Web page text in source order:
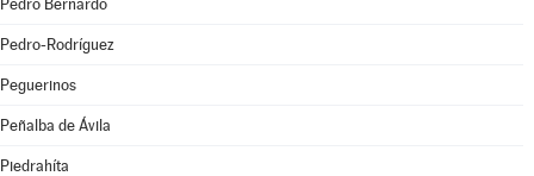
Pedro Bernardo
Pedro-Rodríguez
Peguerinos
Peñalba de Ávila
Piedrahíta